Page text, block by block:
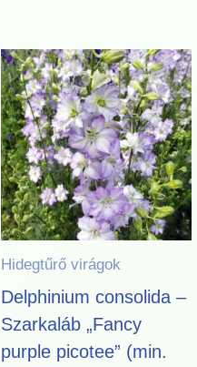
Hidegtűrő virágok
Delphinium consolida –
Szarkaláb „Fancy
purple picotee” (min.